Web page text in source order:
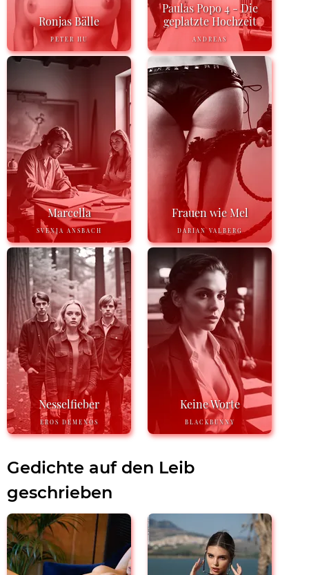
Ronjas Bälle
PETER HU
Paulas Popo 4 - Die
geplatzte Hochzeit
ANDREAS
Marcella
SVENJA ANSBACH
Frauen wie Mel
DARIAN VALBERG
Nesselfieber
EROS DEMENOS
Keine Worte
BLACKBUNNY
Gedichte auf den Leib
geschrieben